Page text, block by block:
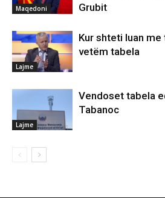
Maqedoni
Grubit
Lajme
Kur shteti luan
vetëm tabela
Lajme
Vendoset tabela
Tabanoc